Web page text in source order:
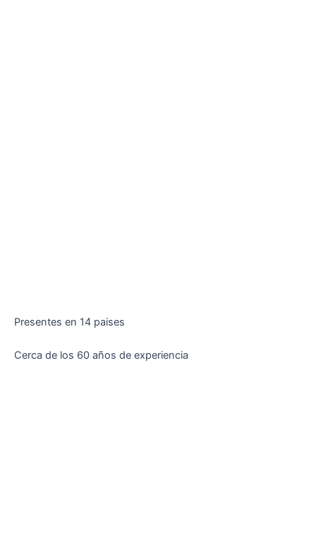
Presentes en 14 paises
Cerca de los 60 años de experiencia